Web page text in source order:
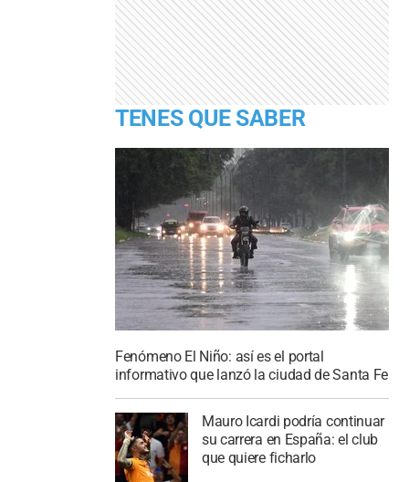
TENES QUE SABER
Fenómeno El Niño: así es el portal
informativo que lanzó la ciudad de Santa Fe
Mauro Icardi podría continuar
su carrera en España: el club
que quiere ficharlo